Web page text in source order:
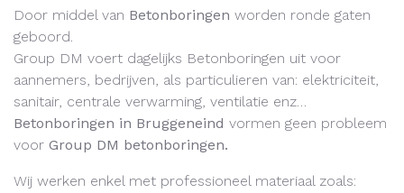
Door middel van Betonboringen worden ronde gaten
geboord.
Group DM voert dagelijks Betonboringen uit voor
aannemers, bedrijven, als particulieren van: elektriciteit,
sanitair, centrale verwarming, ventilatie enz…
Betonboringen in Bruggeneind vormen geen probleem
voor Group DM betonboringen.
Wij werken enkel met professioneel materiaal zoals: